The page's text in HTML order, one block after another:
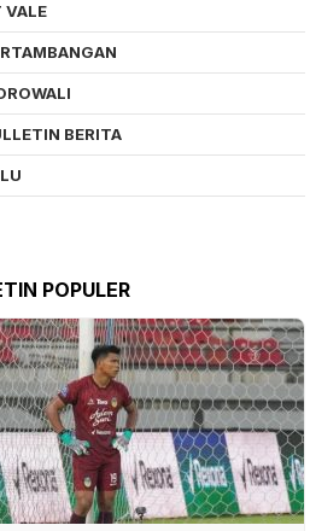
VALE
BERITA
POPULER